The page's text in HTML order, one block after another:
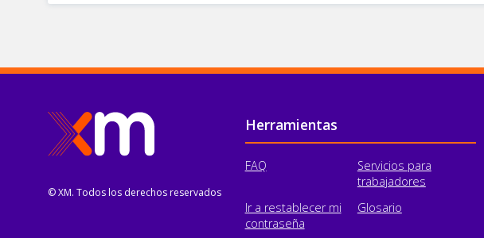
© XM. Todos los derechos reservados
Pie de página
Herramientas
FAQ
Servicios para
trabajadores
Ir a restablecer mi
contraseña
Glosario